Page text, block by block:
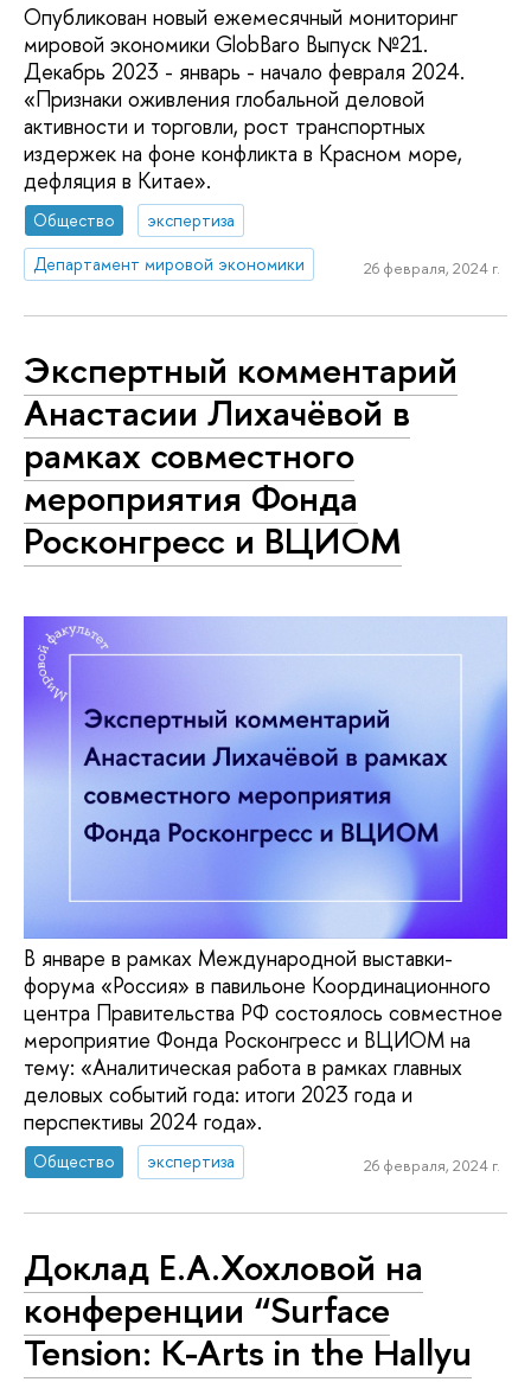
Опубликован новый ежемесячный мониторинг
мировой экономики GlobBaro Выпуск №21.
Декабрь 2023 - январь - начало февраля 2024.
«Признаки оживления глобальной деловой
активности и торговли, рост транспортных
издержек на фоне конфликта в Красном море,
дефляция в Китае».
Общество
экспертиза
Департамент мировой экономики
26 февраля, 2024 г.
Экспертный комментарий
Анастасии Лихачёвой в
рамках совместного
мероприятия Фонда
Росконгресс и ВЦИОМ
В январе в рамках Международной выставки-
форума «Россия» в павильоне Координационного
центра Правительства РФ состоялось совместное
мероприятие Фонда Росконгресс и ВЦИОМ на
тему: «Аналитическая работа в рамках главных
деловых событий года: итоги 2023 года и
перспективы 2024 года».
Общество экспертиза 26 февраля, 2024 г.
Доклад Е.А.Хохловой на
конференции “Surface
Tension: K-Arts in the Hallyu